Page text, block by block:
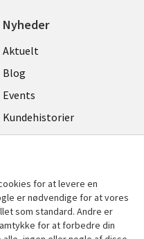
Nyheder
Useful
links
DENMARK
Aktuelt
Blog
Events
Kundehistorier
Videoer
Support
for at levere en
er nødvendige for at vores
som standard. Andre er
for at forbedre din